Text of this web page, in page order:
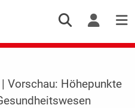
Vorschau: Höhepunkte